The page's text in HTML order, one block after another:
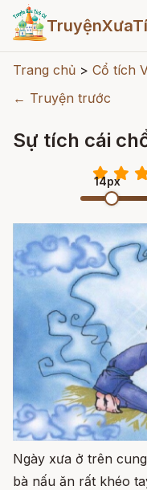
Trang chủ > Cổ tích
← Truyện trước
Sự tích cái
14px
Ngày xưa ở trên
bà nấu ăn rất khéo